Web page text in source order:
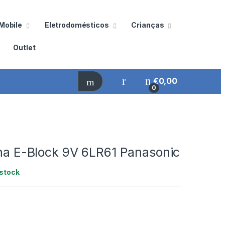
Eletrodomésticos Crianças
Outlet
0
€0,00
E-Block 9V 6LR61 Panasonic